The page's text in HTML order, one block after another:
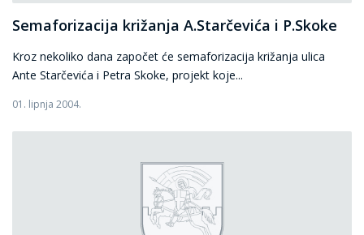
Semaforizacija križanja A.Starčevića i P.Skoke
Kroz nekoliko dana započet će semaforizacija križanja ulica
Ante Starčevića i Petra Skoke, projekt koje...
01. lipnja 2004.